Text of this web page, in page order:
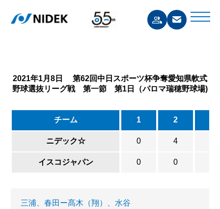
2021年1月8日 第62回中日スポーツ杯争奪愛知県軟式
野球選抜リーグ戦 第一節 第1日（パロマ瑞穂野球場)
チーム 1 2
ニデック☆ 0 4
イスコジャパン 0 0
三浦、春田ー髙木（翔）、水谷